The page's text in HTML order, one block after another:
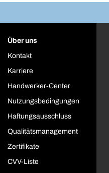
Über uns
Kontakt
Karriere
Handwerker-Center
Nutzungsbedingungen
Haftungsausschluss
Qualitätsmanagement
Zertifikate
CVV-Liste